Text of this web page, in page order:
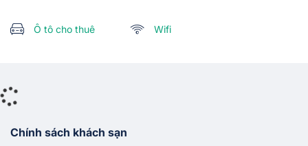
Ô tô cho thuê Wifi
Chính sách khách sạn